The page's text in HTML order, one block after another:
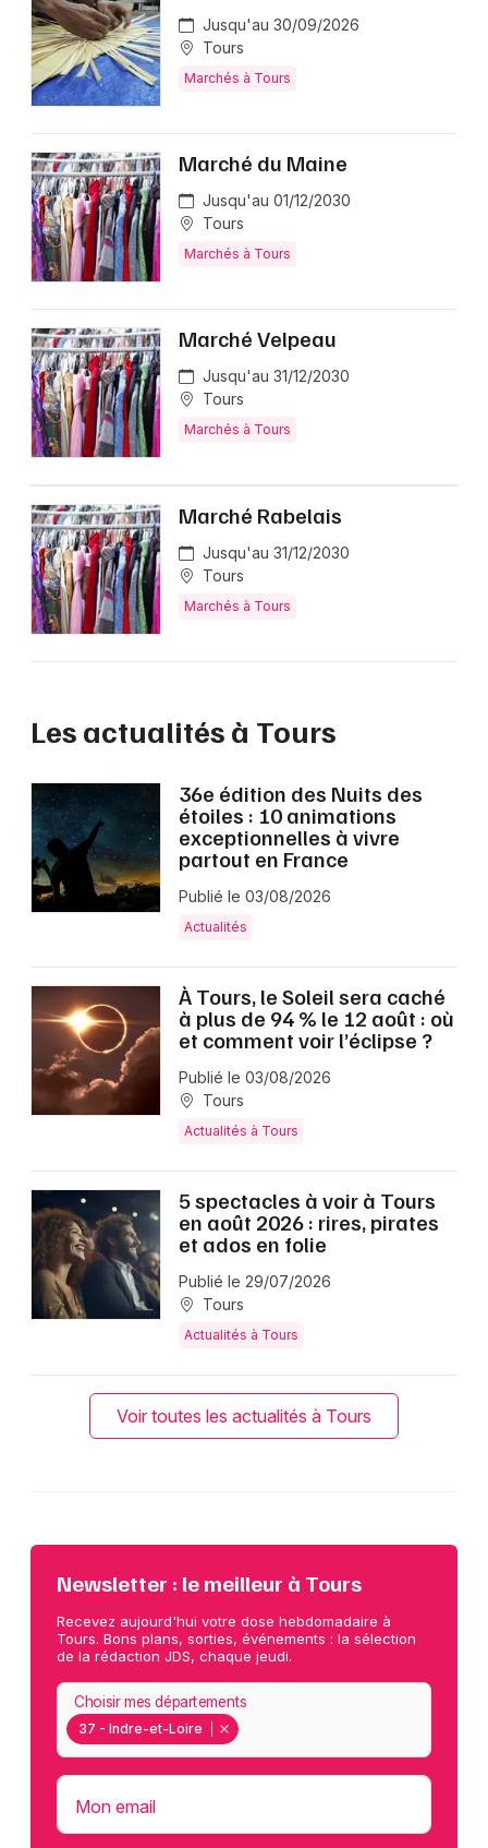
Jusqu'au 30/09/2026
Tours
Marchés à Tours
Marché du Maine
Jusqu'au 01/12/2030
Tours
Marchés à Tours
Marché Velpeau
Jusqu'au 31/12/2030
Tours
Marchés à Tours
Marché Rabelais
Jusqu'au 31/12/2030
Tours
Marchés à Tours
Les actualités à Tours
36e édition des Nuits des
étoiles : 10 animations
exceptionnelles à vivre
partout en France
Publié le 03/08/2026
Actualités
À Tours, le Soleil sera caché
à plus de 94 % le 12 août : où
et comment voir l’éclipse ?
Publié le 03/08/2026
Tours
Actualités à Tours
5 spectacles à voir à Tours
en août 2026 : rires, pirates
et ados en folie
Publié le 29/07/2026
Tours
Actualités à Tours
Voir toutes les actualités à Tours
Newsletter : le meilleur à Tours
Recevez aujourd'hui votre dose hebdomadaire à
Tours. Bons plans, sorties, événements : la sélection
de la rédaction JDS, chaque jeudi.
37 - Indre-et-Loire
Choisir mes départements
Mon email